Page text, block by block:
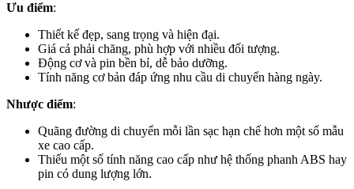
Ưu điểm:
Thiết kế đẹp, sang trọng và hiện đại.
Giá cả phải chăng, phù hợp với nhiều đối tượng.
Động cơ và pin bền bỉ, dễ bảo dưỡng.
Tính năng cơ bản đáp ứng nhu cầu di chuyển hàng ngày.
Nhược điểm:
Quãng đường di chuyển mỗi lần sạc hạn chế hơn một số mẫu
xe cao cấp.
Thiếu một số tính năng cao cấp như hệ thống phanh ABS hay
pin có dung lượng lớn.